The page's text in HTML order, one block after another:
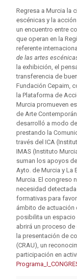
Regresa a Murcia la
escénicas y la
un encuentro entre
que operan en la
referente
de las artes
la exhibición, el
transferencia de
Fundación Cepaim,
la Plataforma de
Murcia promueven
de Arte
desarrolló a modo
prestando la
través del ICA
IMAS (Instituto
suman los apoyos
Ayto. de Murcia y La
Murcia. El congreso
necesidad
formativas para
ámbito de actuación
posibilita un espacio
abrirá un proceso
la presentación de
(CRAU), un
participación en